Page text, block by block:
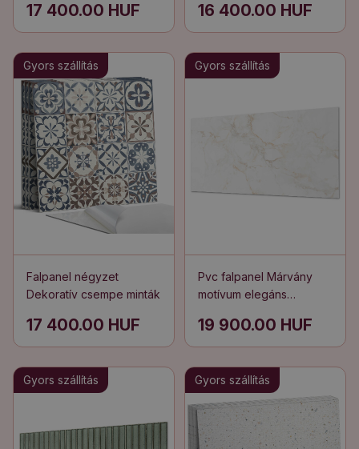
17 400.00 HUF 16 400.00 HUF
Gyors szállítás
Falpanel négyzet
Dekoratív csempe minták
17 400.00 HUF
Gyors szállítás
Pvc falpanel Márvány
motívum elegáns
19 900.00 HUF
Gyors szállítás Gyors szállítás